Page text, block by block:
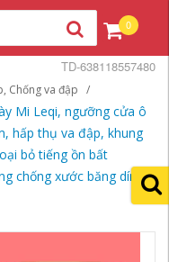
0
Chống va đập
Mi Leqi, ngưỡng cửa ô
hấp thụ va đập, khung
bỏ tiếng ồn bất
chống xước băng dính
TD-638118557480